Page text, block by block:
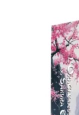
179,60 €.149,90 €.